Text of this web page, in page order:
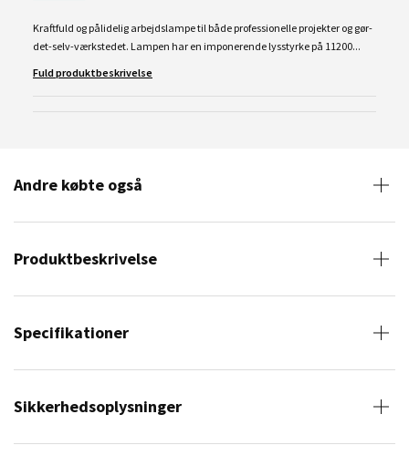
Kraftfuld og pålidelig arbejdslampe til både professionelle projekter og gør-
det-selv-værkstedet. Lampen har en imponerende lysstyrke på 11200...
Fuld produktbeskrivelse
Andre købte også
Produktbeskrivelse
Specifikationer
Sikkerhedsoplysninger